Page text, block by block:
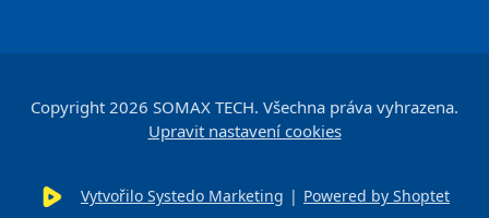
Vytvořilo Systedo Marketing | Powered by Shoptet
Copyright 2026 SOMAX TECH. Všechna práva vyhrazena.
Upravit nastavení cookies